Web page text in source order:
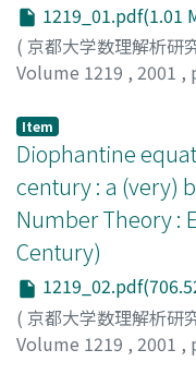
1219_01.pdf(1.01
( 京都大学数理解析研
Volume 1219 , 2001 ,
Item
Diophantine
century : a (very)
Number Theory :
Century)
( 京都大学数理解析研
Volume 1219 , 2001 ,